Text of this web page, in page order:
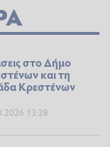
στο Δήμο
και τη
Κρεστένων
13:28